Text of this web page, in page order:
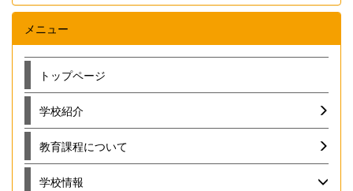
メニュー
トップページ
学校紹介
教育課程について
学校情報